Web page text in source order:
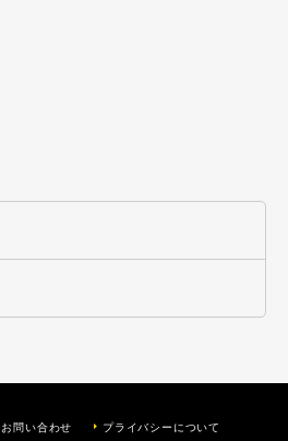
お問い合わせ プライバシーについて